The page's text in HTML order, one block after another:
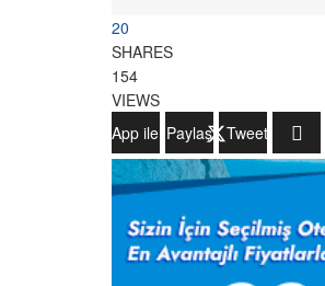
20
SHARES
154
VIEWS
WhatsApp ile Gönder
Paylaş Tweetle